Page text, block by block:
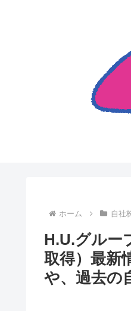
ホーム 自社
H.U.グルー
取得）最新
や、過去の